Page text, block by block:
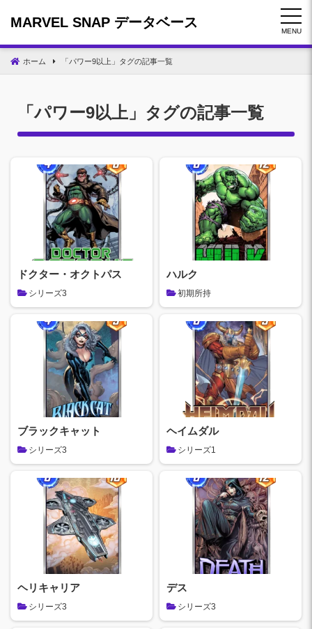
MARVEL SNAP データベース
MENU
ホーム 「パワー9以上 」タグの記事一覧
「パワー9以上 」タグの記事一覧
ドクター・オクトパス
シリーズ3
ハルク
初期所持
ブラックキャット
シリーズ3
ヘイムダル
シリーズ1
ヘリキャリア
シリーズ3
デス
シリーズ3